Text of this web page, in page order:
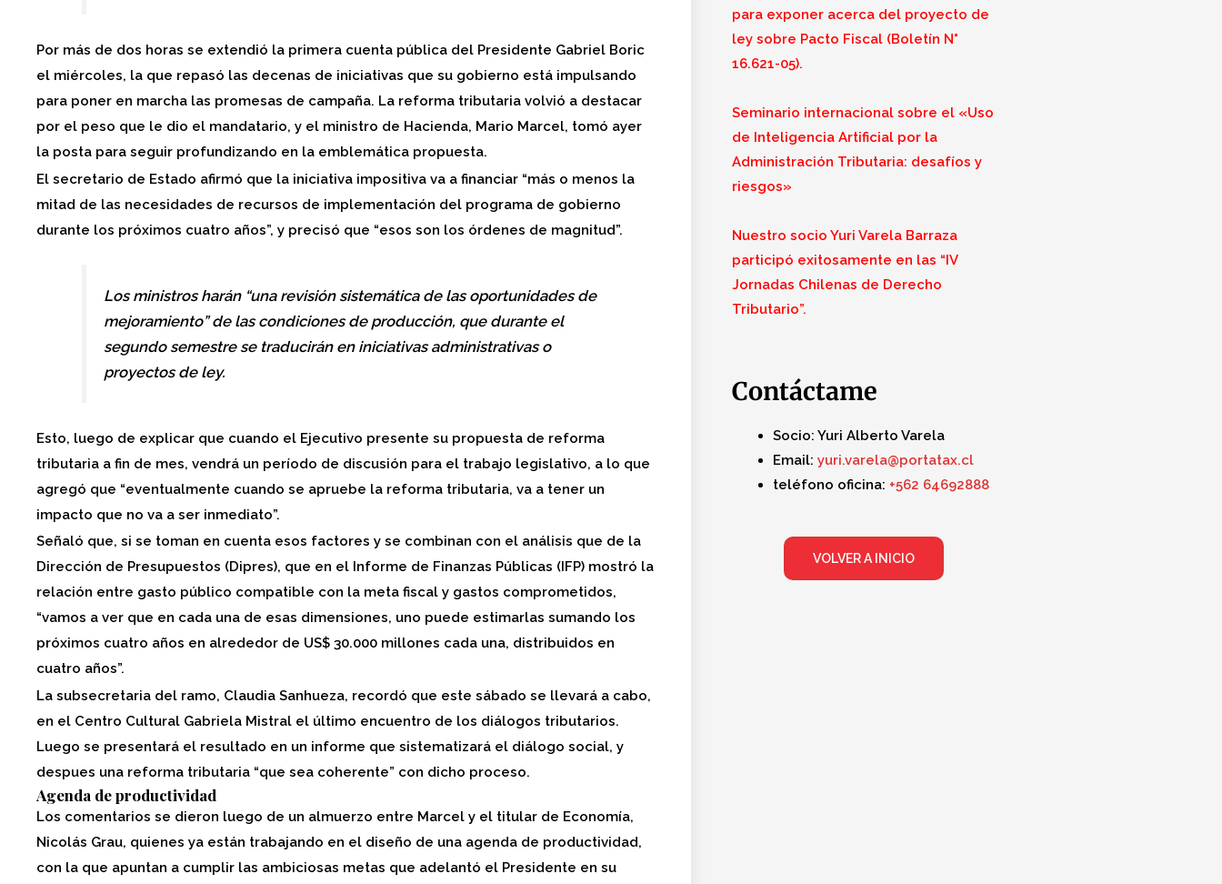
Por más de dos horas se extendió la primera cuenta pública del Presidente Gabriel Boric
el miércoles, la que repasó las decenas de iniciativas que su gobierno está impulsando
para poner en marcha las promesas de campaña. La reforma tributaria volvió a destacar
por el peso que le dio el mandatario, y el ministro de Hacienda, Mario Marcel, tomó ayer
la posta para seguir profundizando en la emblemática propuesta.
El secretario de Estado afirmó que la iniciativa impositiva va a financiar “más o menos la
mitad de las necesidades de recursos de implementación del programa de gobierno
durante los próximos cuatro años”, y precisó que “esos son los órdenes de magnitud”.
Los ministros harán “una revisión sistemática de las oportunidades de
mejoramiento” de las condiciones de producción, que durante el
segundo semestre se traducirán en iniciativas administrativas o
proyectos de ley.
Esto, luego de explicar que cuando el Ejecutivo presente su propuesta de reforma
tributaria a fin de mes, vendrá un período de discusión para el trabajo legislativo, a lo que
agregó que “eventualmente cuando se apruebe la reforma tributaria, va a tener un
impacto que no va a ser inmediato”.
Señaló que, si se toman en cuenta esos factores y se combinan con el análisis que de la
Dirección de Presupuestos (Dipres), que en el Informe de Finanzas Públicas (IFP) mostró la
relación entre gasto público compatible con la meta fiscal y gastos comprometidos,
“vamos a ver que en cada una de esas dimensiones, uno puede estimarlas sumando los
próximos cuatro años en alrededor de US$ 30.000 millones cada una, distribuidos en
cuatro años”.
La subsecretaria del ramo, Claudia Sanhueza, recordó que este sábado se llevará a cabo,
en el Centro Cultural Gabriela Mistral el último encuentro de los diálogos tributarios.
Luego se presentará el resultado en un informe que sistematizará el diálogo social, y
despues una reforma tributaria “que sea coherente” con dicho proceso.
Agenda de productividad
Los comentarios se dieron luego de un almuerzo entre Marcel y el titular de Economía,
Nicolás Grau, quienes ya están trabajando en el diseño de una agenda de productividad,
con la que apuntan a cumplir las ambiciosas metas que adelantó el Presidente en su
para exponer acerca del proyecto de
ley sobre Pacto Fiscal (Boletín N°
16.621-05).
Seminario internacional sobre el «Uso
de Inteligencia Artificial por la
Administración Tributaria: desafíos y
riesgos»
Nuestro socio Yuri Varela Barraza
participó exitosamente en las “IV
Jornadas Chilenas de Derecho
Tributario”.
Contáctame
Socio: Yuri Alberto Varela
Email: yuri.varela@portatax.cl
teléfono oficina: +562 64692888
VOLVER A INICIO